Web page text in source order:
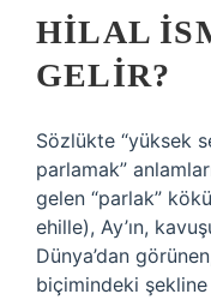
HILAL
GELIR?
Sözlükte “yüksek
parlamak”
gelen “parlak”
ehille), Ay’ın,
Dünya’dan
biçimindeki şekline